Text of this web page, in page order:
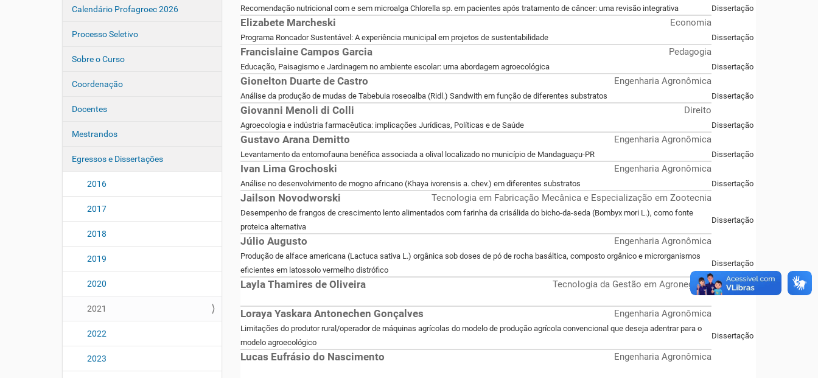
Calendário Profagroec 2026
Processo Seletivo
Sobre o Curso
Coordenação
Docentes
Mestrandos
Egressos e Dissertações
2016
2017
2018
2019
2020
2021
2022
2023
Recomendação nutricional com e sem microalga Chlorella sp. em pacientes após tratamento de câncer: uma revisão integrativa Dissertação
Elizabete Marcheski Economia
Programa Roncador Sustentável: A experiência municipal em projetos de sustentabilidade Dissertação
Francislaine Campos Garcia Pedagogia
Educação, Paisagismo e Jardinagem no ambiente escolar: uma abordagem agroecológica Dissertação
Gionelton Duarte de Castro Engenharia Agronômica
Análise da produção de mudas de Tabebuia roseoalba (Ridl.) Sandwith em função de diferentes substratos Dissertação
Giovanni Menoli di Colli Direito
Agroecologia e indústria farmacêutica: implicações Jurídicas, Políticas e de Saúde Dissertação
Gustavo Arana Demitto Engenharia Agronômica
Levantamento da entomofauna benéfica associada a olival localizado no município de Mandaguaçu-PR Dissertação
Ivan Lima Grochoski Engenharia Agronômica
Análise no desenvolvimento de mogno africano (Khaya ivorensis a. chev.) em diferentes substratos Dissertação
Jailson Novodworski Tecnologia em Fabricação Mecânica e Especialização em Zootecnia
Desempenho de frangos de crescimento lento alimentados com farinha da crisálida do bicho-da-seda (Bombyx mori L.), como fonte
proteica alternativa
Dissertação
Júlio Augusto Engenharia Agronômica
Produção de alface americana (Lactuca sativa L.) orgânica sob doses de pó de rocha basáltica, composto orgânico e microrganismos
eficientes em latossolo vermelho distrófico
Dissertação
Layla Thamires de Oliveira Tecnologia da Gestão em Agronegócio
Loraya Yaskara Antonechen Gonçalves Engenharia Agronômica
Limitações do produtor rural/operador de máquinas agrícolas do modelo de produção agrícola convencional que deseja adentrar para o
modelo agroecológico
Dissertação
Lucas Eufrásio do Nascimento Engenharia Agronômica